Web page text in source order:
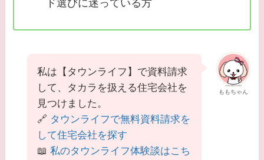
ド選びに迷っている方
ももちゃん
私は【タウンライフ】で資料請求
して、タカラを扱える住宅会社を
見つけました。
🔗 タウンライフで無料資料請求を
して住宅会社を探す
📖私のタウンライフ体験談はこち